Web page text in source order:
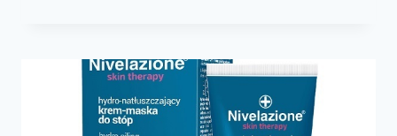
КРЕМ
ДЛЯ
СТОП